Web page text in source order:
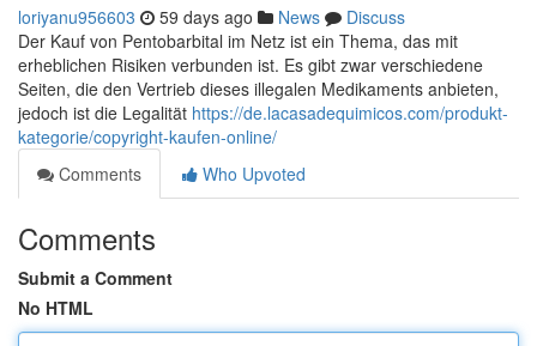
loriyanu956603 59 days ago News
Discuss
Der Kauf von Pentobarbital im Netz ist ein Thema, das mit
erheblichen Risiken verbunden ist. Es gibt zwar verschiedene
Seiten, die den Vertrieb dieses illegalen Medikaments anbieten,
jedoch ist die Legalität https://de.lacasadequimicos.com/produkt-
kategorie/copyright-kaufen-online/
Comments
Who Upvoted
Comments
Submit a Comment
No HTML